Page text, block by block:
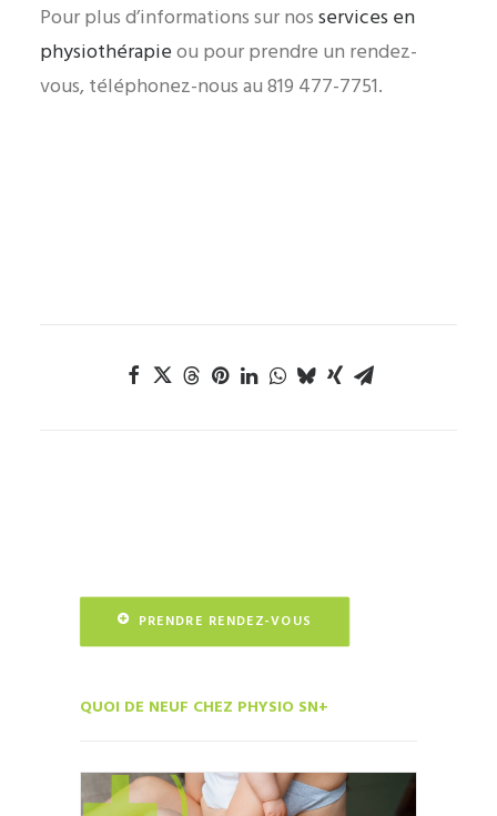
Pour plus d’informations sur nosservices en
physiothérapieou pour prendre un rendez-
vous, téléphonez-nous au 819 477-7751.
PRENDRE RENDEZ-VOUS
QUOI DE NEUF CHEZ PHYSIO SN+